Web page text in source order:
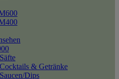
Säfte
Cocktails & Getränke
Saucen/Dips